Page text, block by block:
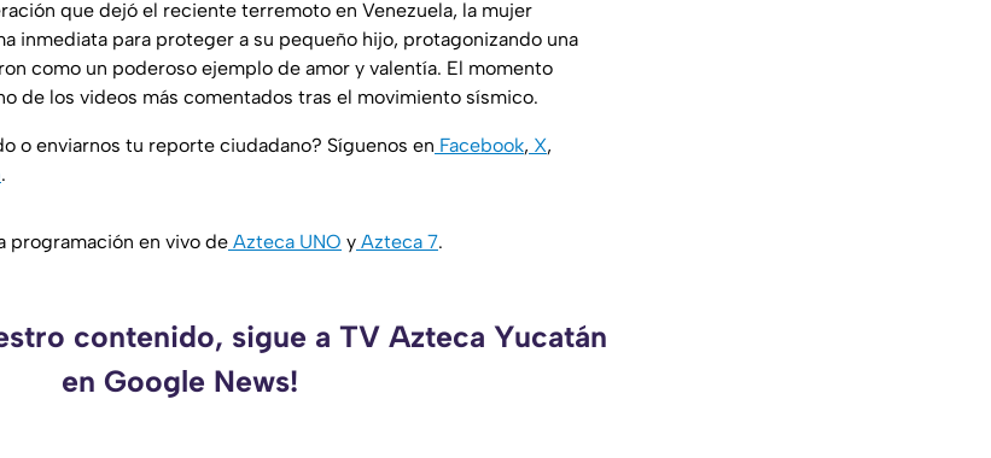
que dejó el reciente terremoto en Venezuela, la mujer
inmediata para proteger a su pequeño hijo, protagonizando una
como un poderoso ejemplo de amor y valentía. El momento
de los videos más comentados tras el movimiento sísmico.
o enviarnos tu reporte ciudadano? Síguenos en Facebook, X,
.
programación en vivo de Azteca UNO y Azteca 7.
contenido, sigue a TV Azteca Yucatán
en Google News!